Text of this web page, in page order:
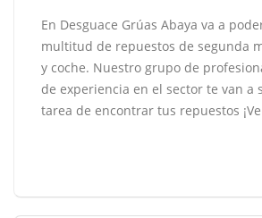
En Desguace Grúas Abaya va a
multitud de repuestos de segunda
y coche. Nuestro grupo de
de experiencia en el sector te van a
tarea de encontrar tus repuestos